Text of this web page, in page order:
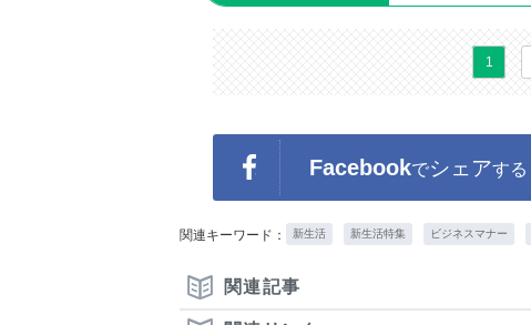
1
Facebookでシェアする
関連キーワード： 新生活 新生活特集 ビジネスマナー
関連記事